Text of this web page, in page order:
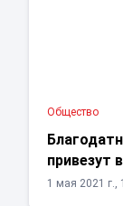
Общество
привезут
1 мая 2021 г.,